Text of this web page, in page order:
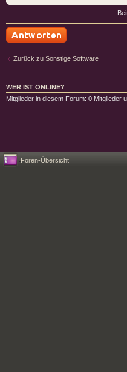
Zurück zu Sonstige Software
WER IST ONLINE?
Mitglieder in diesem Forum: 0 Mitglieder
Foren-Übersicht